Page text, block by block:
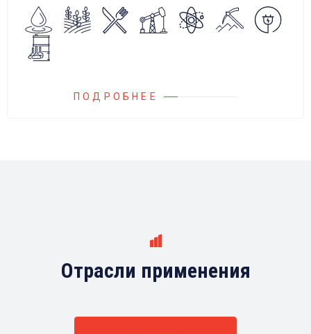
Блок управления Ареоматик совместим с
любыми насосами российских и
иностранных производителей.
ПОДРОБНЕЕ
Отрасли применения